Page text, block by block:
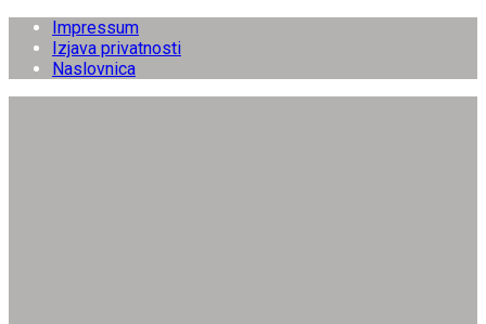
Impressum
Izjava privatnosti
Naslovnica